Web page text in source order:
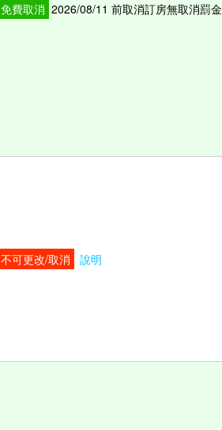
免費取消 2026/08/11 前取消訂房無取消罰金
不可更改/取消 說明